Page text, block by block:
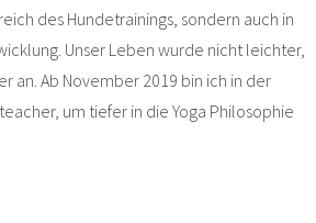
des Hundetrainings, sondern auch in
Unser Leben wurde nicht leichter,
an. Ab November 2019 bin ich in der
um tiefer in die Yoga Philosophie